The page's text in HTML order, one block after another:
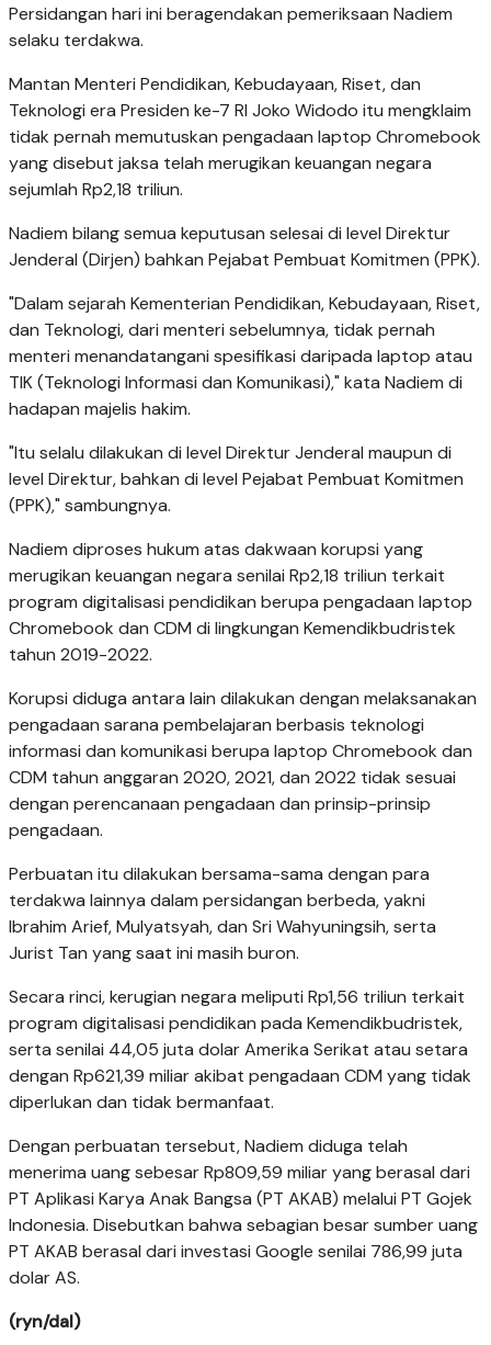
Persidangan hari ini beragendakan pemeriksaan Nadiem
selaku terdakwa.
Mantan Menteri Pendidikan, Kebudayaan, Riset, dan
Teknologi era Presiden ke-7 RI Joko Widodo itu mengklaim
tidak pernah memutuskan pengadaan laptop Chromebook
yang disebut jaksa telah merugikan keuangan negara
sejumlah Rp2,18 triliun.
Nadiem bilang semua keputusan selesai di level Direktur
Jenderal (Dirjen) bahkan Pejabat Pembuat Komitmen (PPK).
"Dalam sejarah Kementerian Pendidikan, Kebudayaan, Riset,
dan Teknologi, dari menteri sebelumnya, tidak pernah
menteri menandatangani spesifikasi daripada laptop atau
TIK (Teknologi Informasi dan Komunikasi)," kata Nadiem di
hadapan majelis hakim.
"Itu selalu dilakukan di level Direktur Jenderal maupun di
level Direktur, bahkan di level Pejabat Pembuat Komitmen
(PPK)," sambungnya.
Nadiem diproses hukum atas dakwaan korupsi yang
merugikan keuangan negara senilai Rp2,18 triliun terkait
program digitalisasi pendidikan berupa pengadaan laptop
Chromebook dan CDM di lingkungan Kemendikbudristek
tahun 2019-2022.
Korupsi diduga antara lain dilakukan dengan melaksanakan
pengadaan sarana pembelajaran berbasis teknologi
informasi dan komunikasi berupa laptop Chromebook dan
CDM tahun anggaran 2020, 2021, dan 2022 tidak sesuai
dengan perencanaan pengadaan dan prinsip-prinsip
pengadaan.
Perbuatan itu dilakukan bersama-sama dengan para
terdakwa lainnya dalam persidangan berbeda, yakni
Ibrahim Arief, Mulyatsyah, dan Sri Wahyuningsih, serta
Jurist Tan yang saat ini masih buron.
Secara rinci, kerugian negara meliputi Rp1,56 triliun terkait
program digitalisasi pendidikan pada Kemendikbudristek,
serta senilai 44,05 juta dolar Amerika Serikat atau setara
dengan Rp621,39 miliar akibat pengadaan CDM yang tidak
diperlukan dan tidak bermanfaat.
Dengan perbuatan tersebut, Nadiem diduga telah
menerima uang sebesar Rp809,59 miliar yang berasal dari
PT Aplikasi Karya Anak Bangsa (PT AKAB) melalui PT Gojek
Indonesia. Disebutkan bahwa sebagian besar sumber uang
PT AKAB berasal dari investasi Google senilai 786,99 juta
dolar AS.
(ryn/dal)